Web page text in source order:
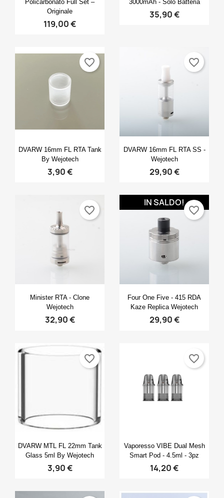
Policarbonato Full Set –
Originale
119,00 €
3000mAh - Solo Batteria
35,90 €
 Anteprima
DVARW 16mm FL RTA Tank
By Wejotech
3,90 €
favorite_border
 Anteprima
DVARW 16mm FL RTA SS -
Wejotech
29,90 €
favorite_border
Anteprima
Minister RTA - Clone
Wejotech
32,90 €
favorite_border
Anteprima
Four One Five - 415 RDA
Kaze Replica Wejotech
29,90 €
IN SALDO!
favorite_border
Anteprima
DVARW MTL FL 22mm Tank
Glass 5ml By Wejotech
3,90 €
favorite_border
Anteprima
Vaporesso VIBE Dual Mesh
Smart Pod - 4.5ml - 3pz
14,20 €
favorite_border